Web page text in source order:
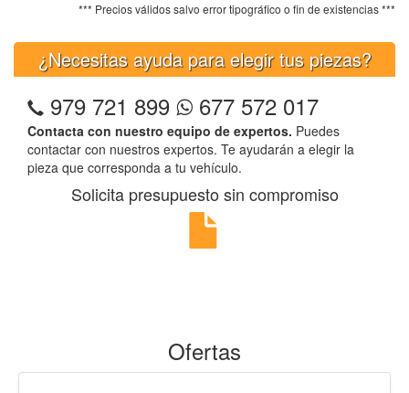
*** Precios válidos salvo error tipográfico o fin de existencias ***
¿Necesitas ayuda para elegir tus piezas?
979 721 899 677 572 017
Contacta con nuestro equipo de expertos. Puedes
contactar con nuestros expertos. Te ayudarán a elegir la
pieza que corresponda a tu vehículo.
Solicita presupuesto sin compromiso
Ofertas